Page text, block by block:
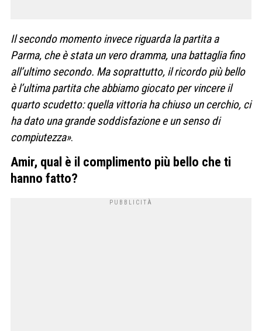
Il secondo momento invece riguarda la partita a
Parma, che è stata un vero dramma, una battaglia fino
all’ultimo secondo. Ma soprattutto, il ricordo più bello
è l’ultima partita che abbiamo giocato per vincere il
quarto scudetto: quella vittoria ha chiuso un cerchio, ci
ha dato una grande soddisfazione e un senso di
compiutezza».
Amir, qual è il complimento più bello che ti
hanno fatto?